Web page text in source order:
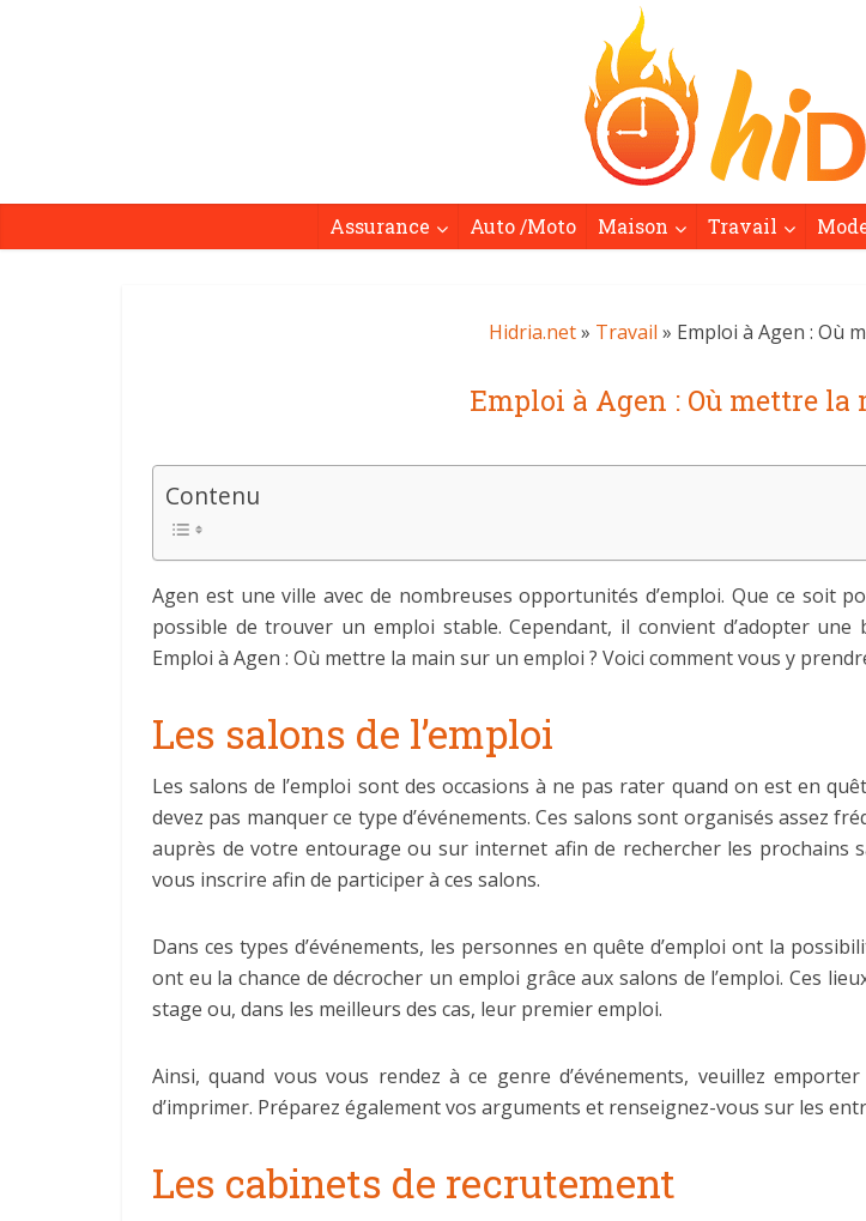
Assurance Auto /Moto Maison Travail
Hidria.net» Travail » Emploi à Agen : Où
Emploi à Agen : Où mettre
Contenu
Agen est une ville avec de nombreuses opportunités d’emploi. Que ce soit
possible de trouver un emploi stable. Cependant, il convient d’adopter
Emploi à Agen : Où mettre la main sur un emploi ? Voici comment vous y
Les salons de l’emploi
Les salons de l’emploi sont des occasions à ne pas rater quand on est en
devez pas manquer ce type d’événements. Ces salons sont organisés assez
auprès de votre entourage ou sur internet afin de rechercher les prochains
vous inscrire afin de participer à ces salons.
Dans ces types d’événements, les personnes en quête d’emploi ont la
ont eu la chance de décrocher un emploi grâce aux salons de l’emploi. Ces
stage ou, dans les meilleurs des cas, leur premier emploi.
Ainsi, quand vous vous rendez à ce genre d’événements, veuillez
d’imprimer. Préparez également vos arguments et renseignez-vous sur les
Les cabinets de recrutement